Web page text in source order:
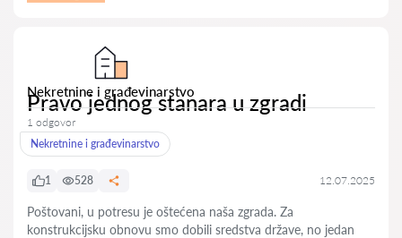
Nekretnine i građevinarstvo
Pravo jednog stanara u zgradi
1 odgovor
Nekretnine i građevinarstvo
1 528 12.07.2025
Poštovani, u potresu je oštećena naša zgrada. Za
konstrukcijsku obnovu smo dobili sredstva države, no jedan